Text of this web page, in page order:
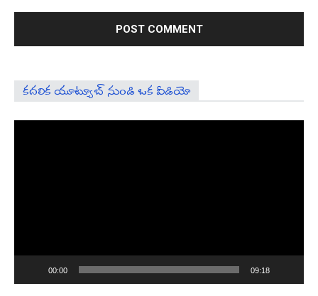
కదలిక యూట్యూబ్ నుండి ఒక వీడియో
00:00 09:18